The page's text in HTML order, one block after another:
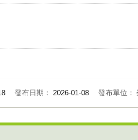
發布日期： 2026-01-08 發布單位：